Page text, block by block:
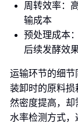
周转效率：
输成本
预处理成本
后续发酵效
运输环节的细节
装卸时的原料损
然密度提高，
水率检测方式，